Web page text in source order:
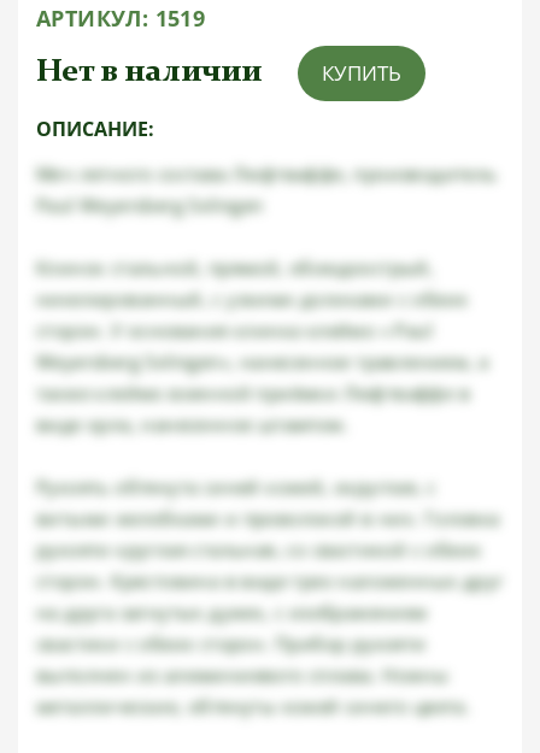
АРТИКУЛ: 1519
Нет в наличии КУПИТЬ
ОПИСАНИЕ:
Меч летного состава Люфтваффе, производитель
Paul Weyersberg Solingen
Клинок стальной, прямой, обоюдоострый,
никелированный, с узкими доликами с обеих
сторон. У основания клинка клеймо « Paul
Weyersberg Solingen», нанесенное травлением, а
также клеймо военной приёмки Люфтваффе в
виде орла, нанесенное штампом.
Рукоять обтянута синей кожей, округлая, с
витыми желобками и проволокой в них. Головка
рукояти круглая стальная, со свастикой с обеих
сторон. Крестовина в виде трех наложенных друг
на друга загнутых дужек, с изображением
свастики с обеих сторон. Прибор рукояти
выполнен из алюминиевого сплава. Ножны
металлические, обтянуты кожей синего цвета.